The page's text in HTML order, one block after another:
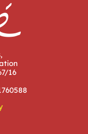
16